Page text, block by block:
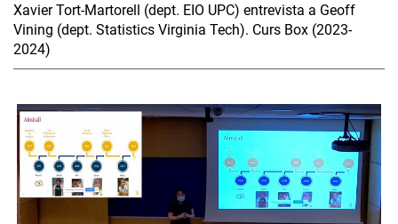
Xavier Tort-Martorell (dept. EIO UPC) entrevista a Geoff
Vining (dept. Statistics Virginia Tech). Curs Box (2023-
2024)